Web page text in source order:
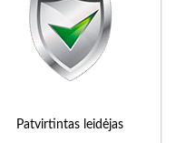
Patvirtintas leidėjas